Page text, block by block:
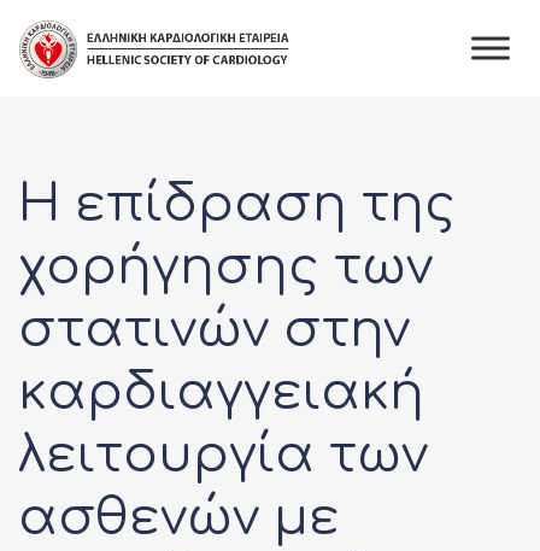
content
Η επίδραση της
χορήγησης των
στατινών στην
καρδιαγγειακή
λειτουργία των
ασθενών με